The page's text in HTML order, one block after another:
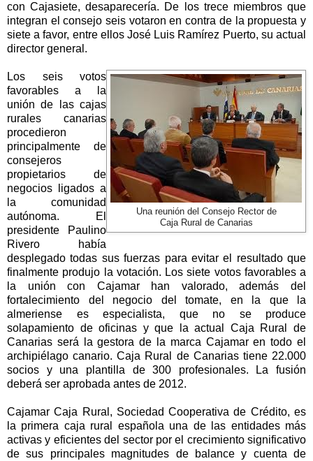
con Cajasiete, desaparecería. De los trece miembros que
integran el consejo seis votaron en contra de la propuesta y
siete a favor, entre ellos José Luis Ramírez Puerto, su actual
director general.
Una reunión del Consejo Rector de
Caja Rural de Canarias
Los seis votos
favorables a la
unión de las cajas
rurales canarias
procedieron
principalmente de
consejeros
propietarios de
negocios ligados a
la comunidad
autónoma. El
presidente Paulino
Rivero había
desplegado todas sus fuerzas para evitar el resultado que
finalmente produjo la votación. Los siete votos favorables a
la unión con Cajamar han valorado, además del
fortalecimiento del negocio del tomate, en la que la
almeriense es especialista, que no se produce
solapamiento de oficinas y que la actual Caja Rural de
Canarias será la gestora de la marca Cajamar en todo el
archipiélago canario. Caja Rural de Canarias tiene 22.000
socios y una plantilla de 300 profesionales. La fusión
deberá ser aprobada antes de 2012.
Cajamar Caja Rural, Sociedad Cooperativa de Crédito, es
la primera caja rural española una de las entidades más
activas y eficientes del sector por el crecimiento significativo
de sus principales magnitudes de balance y cuenta de